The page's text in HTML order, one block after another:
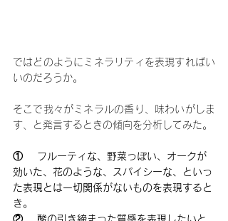
ではどのようにミネラリティを表現すればい
いのだろうか。
そこで我々がミネラルの香り、味わいがしま
す、と発言するときの傾向を分析してみた。
①    フルーティな、野菜っぽい、オークが
効いた、花のような、スパイシーな、といっ
た表現とは一切関係がないものを表現すると
き。
②    酸の引き締まった質感を表現したいと